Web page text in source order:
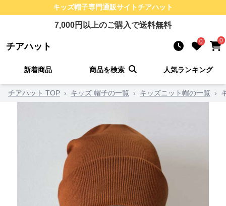
キッズ帽子専門通販サイトチアハット
7,000円以上のご購入で送料無料
チアハット 0 0
新着商品 商品を検索 人気ランキング
チアハット TOP › キッズ 帽子の一覧 › キッズニット帽の一覧 ›